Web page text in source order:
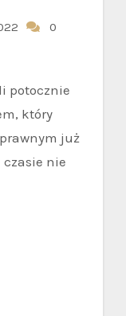
0
który
już
czasie nie